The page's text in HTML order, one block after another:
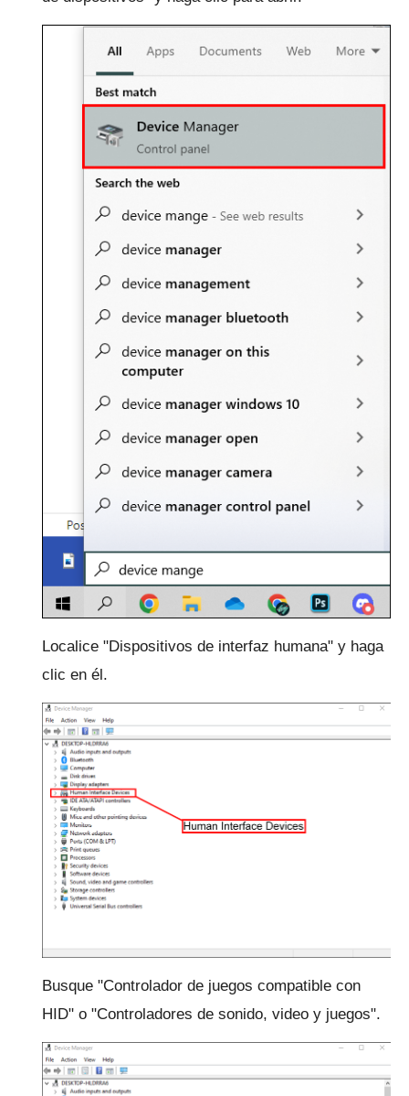
Localice "Dispositivos de interfaz humana" y haga
clic en él.
Busque "Controlador de juegos compatible con
HID" o "Controladores de sonido, video y juegos".